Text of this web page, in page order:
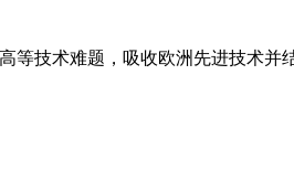
等技术难题，吸收欧洲先进技术